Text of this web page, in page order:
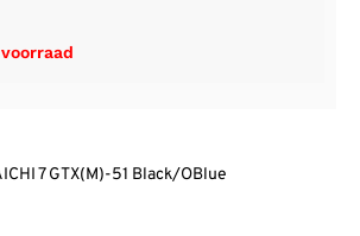
7 GTX(M)-51 Black/OBlue